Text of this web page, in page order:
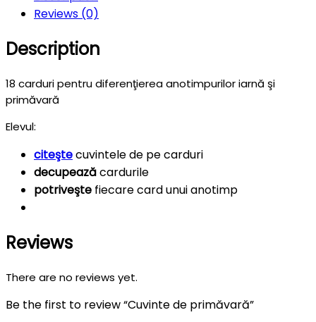
Reviews (0)
Description
18 carduri pentru diferenţierea anotimpurilor iarnă şi
primăvară
Elevul:
citeştecuvintele de pe carduri
decupeazăcardurile
potriveşte fiecare card unui anotimp
Reviews
There are no reviews yet.
Be the first to review “Cuvinte de primăvară”